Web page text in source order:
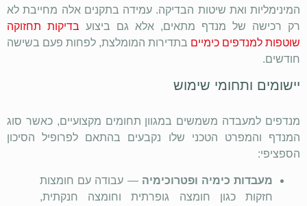
המינימליות ואת שיטות הבדיקה. עמידה בתקנים אלה מחייבת לא
רק רכישה של מנדף מתאים, אלא גם ביצוע בדיקות תחזוקה
שוטפות למנדפים כימיים בתדירות המומלצת, לפחות פעם בשישה
חודשים.
יישומים ותחומי שימוש
מנדפים למעבדה משמשים במגוון תחומים מקצועיים, כאשר סוג
המנדף והמפרט הטכני שלו נקבעים בהתאם לפרופיל הסיכון
הספציפי:
מעבדות כימיה ופטרוכימיה — עבודה עם חומצות
חזקות כגון חומצה גופרתית וחומצה חנקתית,